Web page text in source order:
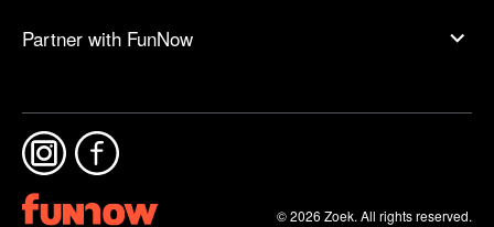
Partner with FunNow
© 2026 Zoek. All rights reserved.